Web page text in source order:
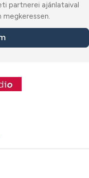
partnerei ajánlataival